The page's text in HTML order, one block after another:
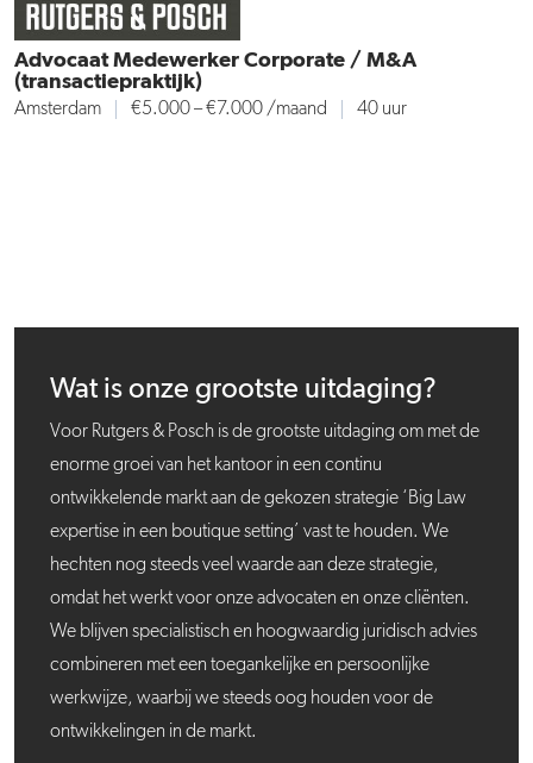
Advocaat Medewerker Corporate / M&A
(transactiepraktijk)
Amsterdam €5.000 – €7.000 /maand 40 uur
Wat is onze grootste uitdaging?
Voor Rutgers & Posch is de grootste uitdaging om met de
enorme groei van het kantoor in een continu
ontwikkelende markt aan de gekozen strategie ‘Big Law
expertise in een boutique setting’ vast te houden. We
hechten nog steeds veel waarde aan deze strategie,
omdat het werkt voor onze advocaten en onze cliënten.
We blijven specialistisch en hoogwaardig juridisch advies
combineren met een toegankelijke en persoonlijke
werkwijze, waarbij we steeds oog houden voor de
ontwikkelingen in de markt.